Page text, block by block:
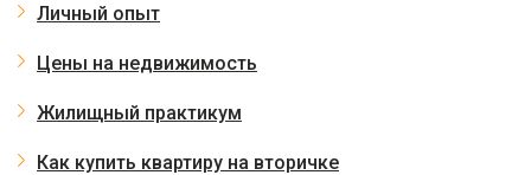
Личный опыт
Цены на недвижимость
Жилищный практикум
Как купить квартиру на вторичке